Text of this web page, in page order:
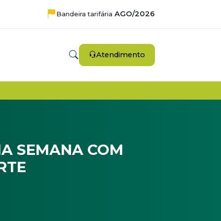
Bandeira tarifária AGO/2026
Atendimento
SEMANA COM